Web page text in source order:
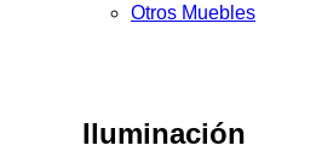
Otros Muebles
Iluminación